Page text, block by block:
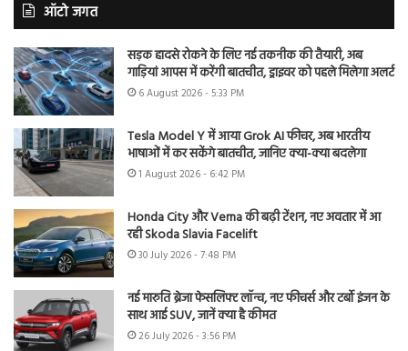
ऑटो जगत
सड़क हादसे रोकने के लिए नई तकनीक की तैयारी, अब
गाड़ियां आपस में करेंगी बातचीत, ड्राइवर को पहले मिलेगा अलर्ट
6 August 2026 - 5:33 PM
Tesla Model Y में आया Grok AI फीचर, अब भारतीय
भाषाओं में कर सकेंगे बातचीत, जानिए क्या-क्या बदलेगा
1 August 2026 - 6:42 PM
Honda City और Verna की बढ़ी टेंशन, नए अवतार में आ
रही Skoda Slavia Facelift
30 July 2026 - 7:48 PM
नई मारुति ब्रेजा फेसलिफ्ट लॉन्च, नए फीचर्स और टर्बो इंजन के
साथ आई SUV, जानें क्या है कीमत
26 July 2026 - 3:56 PM